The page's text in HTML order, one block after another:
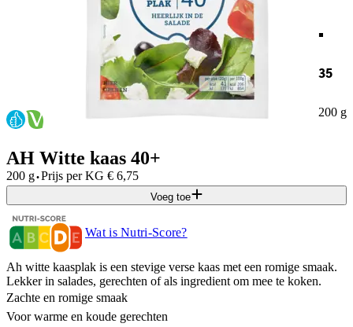
.
35
200 g
AH Witte kaas 40+
200 g·Prijs per KG € 6,75
Voeg toe
Wat is Nutri-Score?
Ah witte kaasplak is een stevige verse kaas met een romige smaak.
Lekker in salades, gerechten of als ingredient om mee te koken.​
Zachte en romige smaak​
Voor warme en koude gerechten​